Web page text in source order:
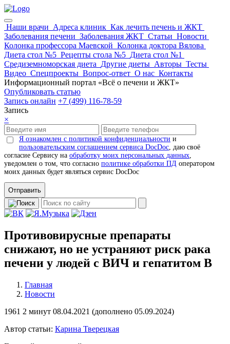
Наши врачи Адреса клиник Как лечить печень и ЖКТ
Заболевания печени Заболевания ЖКТ Статьи Новости
Колонка профессора Маевской Колонка доктора Вялова
Диета стол №5 Рецепты стола №5 Диета стол №1
Средиземноморская диета Другие диеты Авторы Тесты
Видео Спецпроекты Вопрос-ответ О нас Контакты
Информационный портал «Всё о печени и ЖКТ»
Опубликовать статью
Запись онлайн +7 (499) 116-78-59
Запись
×
Я ознакомлен с политикой конфиденциальности и
пользовательским соглашением сервиса DocDoc, даю своё
согласие Сервису на обработку моих персональных данных,
уведомлен о том, что согласно политике обработки ПД оператором
моих данных будет являться сервис DocDoc
Отправить
Противовирусные препараты
снижают, но не устраняют риск рака
печени у людей с ВИЧ и гепатитом B
Главная
Новости
1961 2 минут 08.04.2021 (дополнено 05.09.2024)
Автор статьи: Карина Тверецкая